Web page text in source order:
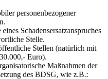
personenbezogener
Schadensersatzanspruches
Stelle.
Stellen (natürlich mit
Euro).
Maßnahmen der
des BDSG, wie z.B.: